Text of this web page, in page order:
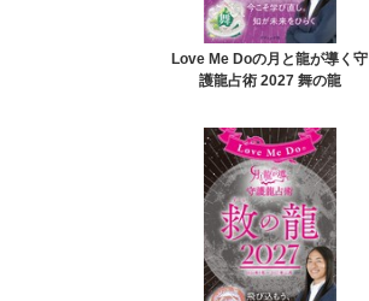
Love Me Doの月と龍が導く守
護龍占術 2027 舞の龍